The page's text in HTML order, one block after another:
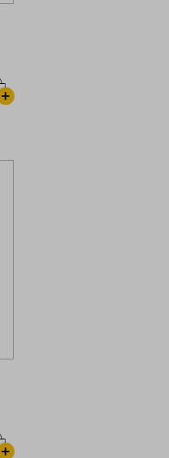
+
+